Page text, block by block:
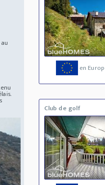
en
Club de golf